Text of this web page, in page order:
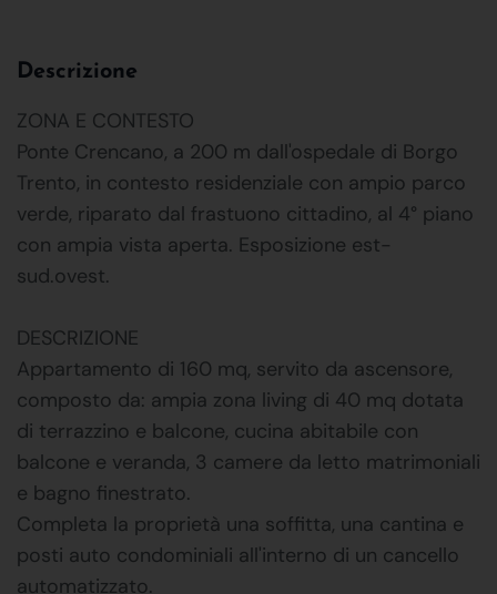
Descrizione
ZONA E CONTESTO
Ponte Crencano, a 200 m dall'ospedale di Borgo
Trento, in contesto residenziale con ampio parco
verde, riparato dal frastuono cittadino, al 4° piano
con ampia vista aperta. Esposizione est-
sud.ovest.
DESCRIZIONE
Appartamento di 160 mq, servito da ascensore,
composto da: ampia zona living di 40 mq dotata
di terrazzino e balcone, cucina abitabile con
balcone e veranda, 3 camere da letto matrimoniali
e bagno finestrato.
Completa la proprietà una soffitta, una cantina e
posti auto condominiali all'interno di un cancello
automatizzato.